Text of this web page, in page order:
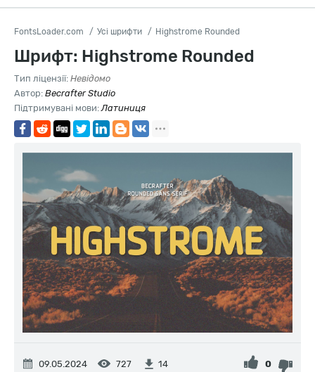
FontsLoader.com Усі шрифти Highstrome Rounded
Шрифт: Highstrome Rounded
Тип ліцензії: Невідомо
Автор: Becrafter Studio
Підтримувані мови:Латиниця
09.05.2024 727 14 0